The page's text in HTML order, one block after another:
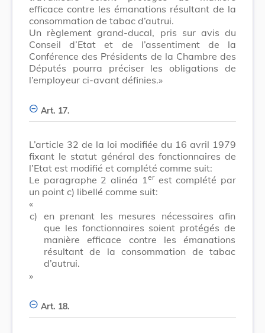
efficace contre les émanations résultant de la
consommation de tabac d’autrui.
Un règlement grand-ducal, pris sur avis du
Conseil d’Etat et de l’assentiment de la
Conférence des Présidents de la Chambre des
Députés pourra préciser les obligations de
l’employeur ci-avant définies.»
Art. 17.
L’article 32 de la loi modifiée du 16 avril 1979
fixant le statut général des fonctionnaires de
l’Etat est modifié et complété comme suit:
Le paragraphe 2 alinéa 1 erest complété par
un point c) libellé comme suit:
«
c) en prenant les mesures nécessaires afin
que les fonctionnaires soient protégés de
manière efficace contre les émanations
résultant de la consommation de tabac
d’autrui.
»
Art. 18.